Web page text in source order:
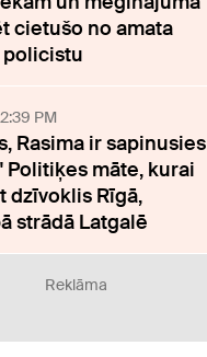
cietušo no amata
PM
Rasima ir sapinusies
Politiķes māte, kurai
dzīvoklis Rīgā,
strādā Latgalē
Reklāma